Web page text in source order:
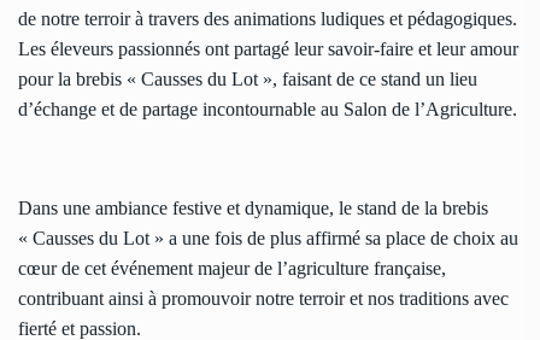
de notre terroir à travers des animations ludiques et pédagogiques.
Les éleveurs passionnés ont partagé leur savoir-faire et leur amour
pour la brebis « Causses du Lot », faisant de ce stand un lieu
d’échange et de partage incontournable au Salon de l’Agriculture.
Dans une ambiance festive et dynamique, le stand de la brebis
« Causses du Lot » a une fois de plus affirmé sa place de choix au
cœur de cet événement majeur de l’agriculture française,
contribuant ainsi à promouvoir notre terroir et nos traditions avec
fierté et passion.